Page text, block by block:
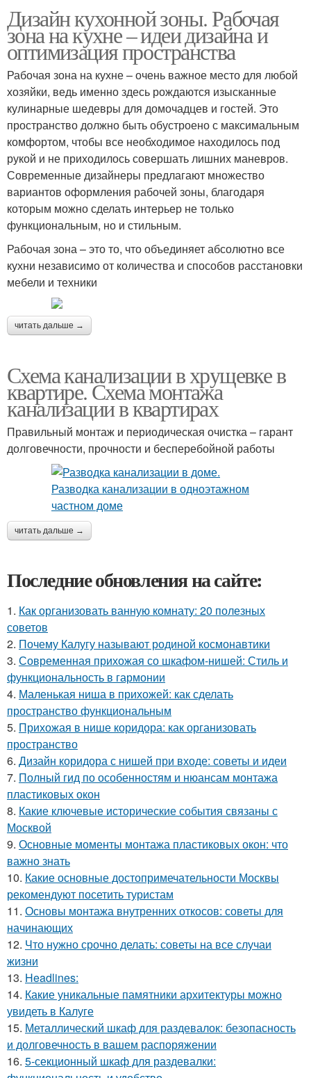
Дизайн кухонной зоны. Рабочая
зона на кухне – идеи дизайна и
оптимизация пространства
Рабочая зона на кухне – очень важное место для любой
хозяйки, ведь именно здесь рождаются изысканные
кулинарные шедевры для домочадцев и гостей. Это
пространство должно быть обустроено с максимальным
комфортом, чтобы все необходимое находилось под
рукой и не приходилось совершать лишних маневров.
Современные дизайнеры предлагают множество
вариантов оформления рабочей зоны, благодаря
которым можно сделать интерьер не только
функциональным, но и стильным.
Рабочая зона – это то, что объединяет абсолютно все
кухни независимо от количества и способов расстановки
мебели и техники
читать дальше →
Схема канализации в хрущевке в
квартире. Схема монтажа
канализации в квартирах
Правильный монтаж и периодическая очистка – гарант
долговечности, прочности и бесперебойной работы
читать дальше →
Последние обновления на сайте:
1. Как организовать ванную комнату: 20 полезных
советов
2. Почему Калугу называют родиной космонавтики
3. Современная прихожая со шкафом-нишей: Стиль и
функциональность в гармонии
4. Маленькая ниша в прихожей: как сделать
пространство функциональным
5. Прихожая в нише коридора: как организовать
пространство
6. Дизайн коридора с нишей при входе: советы и идеи
7. Полный гид по особенностям и нюансам монтажа
пластиковых окон
8. Какие ключевые исторические события связаны с
Москвой
9. Основные моменты монтажа пластиковых окон: что
важно знать
10. Какие основные достопримечательности Москвы
рекомендуют посетить туристам
11. Основы монтажа внутренних откосов: советы для
начинающих
12. Что нужно срочно делать: советы на все случаи
жизни
13. Headlines:
14. Какие уникальные памятники архитектуры можно
увидеть в Калуге
15. Металлический шкаф для раздевалок: безопасность
и долговечность в вашем распоряжении
16. 5-секционный шкаф для раздевалки: